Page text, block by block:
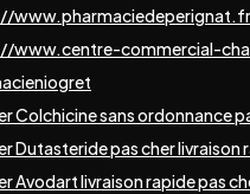
www.pharmaciedeperignat.fr
www.centre-commercial-
Colchicine sans ordonnance
Dutasteride pas cher livraison
Avodart livraison rapide pas